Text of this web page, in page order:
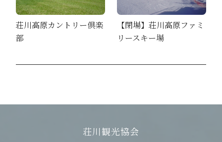
荘川高原カントリー倶楽
部
【閉場】荘川高原ファミ
リースキー場
荘川観光協会